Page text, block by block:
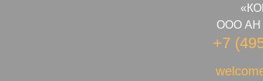
ООО АН
+7